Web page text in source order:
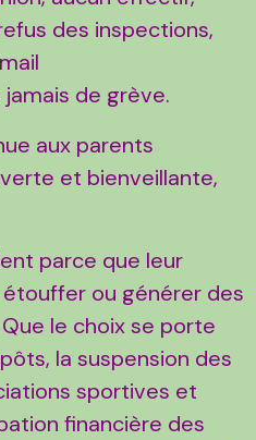
des inspections,
de grève.
aux parents
et bienveillante,
parce que leur
ou générer des
le choix se porte
la suspension des
sportives et
financière des